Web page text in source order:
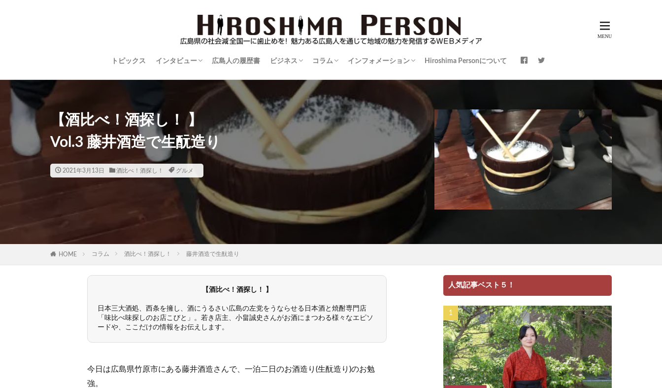
トピックス インタビュー
STYLISH WOMAN
広島ものづくり列伝
世界に羽ばたく広島人
平和の語り部
close-up
広島人の履歴書 ビジネス
暮楽人（くらうど）の住まい学
伊達男が行く！
士業に訊け！
広島ものづくり列伝
防災を学ぶ
コラム
逸材登場！
カメラマンかく語りき
おばＤの映像玉手箱
コンテンツは負けない
渓流を訪ねて
ゴルフでボディメイキング！
酒比べ！酒探し！
広島シネマ追想記～朝日会館のおもひで～
三度の飯より野球じゃけん
実践！里山生活術
猫を造る人～正木卓の世界～
マダムジュンの快適手帖
街場の名店
名盤紀行
インフォメーション
情報告知板
Hiroshima Personについて
【酒比べ！酒探し！ 】
Vol.3 藤井酒造で生酛造り
2021年3月13日 酒比べ！酒探し！ グルメ
HOME コラム 酒比べ！酒探し！ 藤井酒造で生酛造り
【酒比べ！酒探し！ 】
日本三大酒処、西条を擁し、酒にうるさい広島の左党をうならせる日本酒と焼酎専門店
「味比べ味探しのお店こびと」。若き店主、小畠誠史さんがお酒にまつわる様々なエピソ
ードや、ここだけの情報をお伝えします。
今日は広島県竹原市にある藤井酒造さんで、一泊二日のお酒造り(生酛造り)のお勉
強。
人気記事ベスト５！